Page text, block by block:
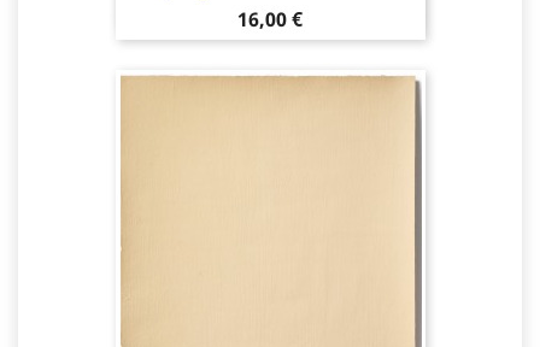
Hinta
16,00 €